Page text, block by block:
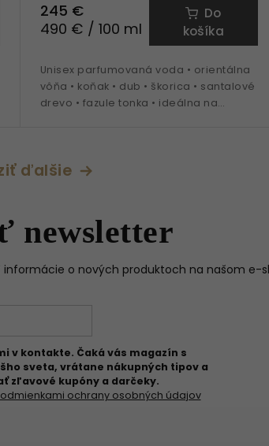
245 €
490 € / 100 ml
Do
košíka
Unisex parfumovaná voda • orientálna
vôňa • koňak • dub • škorica • santalové
drevo • fazule tonka • ideálna na
ďalšie
newsletter
o nových produktoch na našom e-
v kontakte. Čaká vás magazín s
sveta, vrátane nákupných tipov a
zľavové kupóny a darčeky.
ochrany osobných údajov